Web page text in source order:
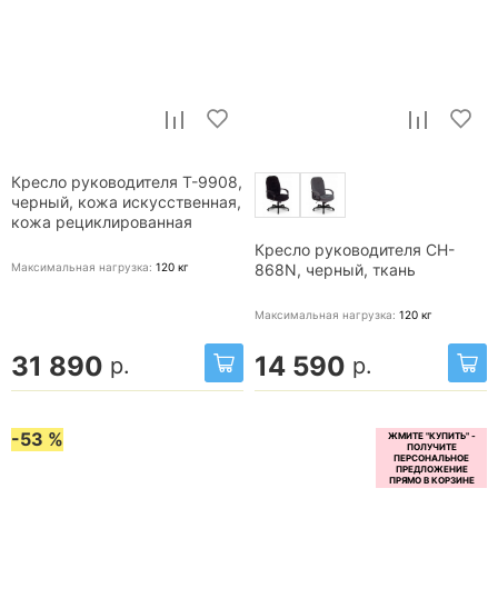
Кресло руководителя T-9908,
черный, кожа искусственная,
кожа рециклированная
Максимальная нагрузка: 120 кг
31 890 р.
Кресло руководителя CH-
868N, черный, ткань
Максимальная нагрузка: 120 кг
14 590 р.
-53 %